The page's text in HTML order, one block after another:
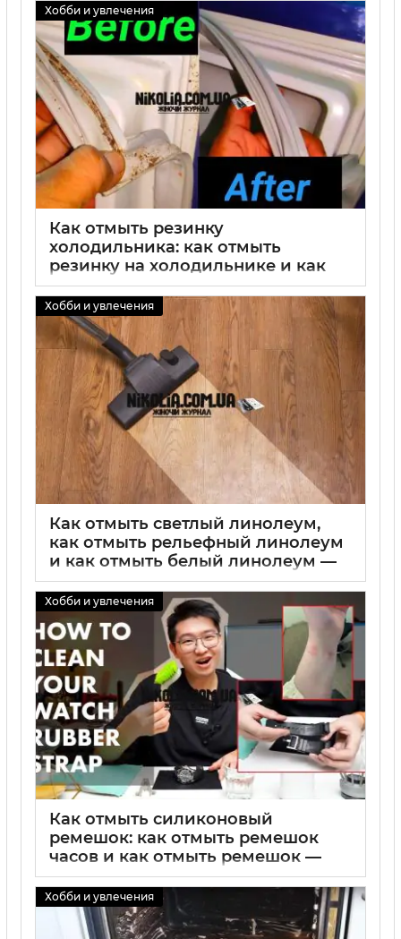
01 09 2025 0
Хобби и увлечения
Как отмыть резинку
холодильника: как отмыть
резинку на холодильнике и как
отмыть резинки в холодильнике
— советы по чистке уплотнителя
01 09 2025
Хобби и увлечения
Как отмыть светлый линолеум,
как отмыть рельефный линолеум
и как отмыть белый линолеум —
лучшие способы чистки и ухода
01 09 2025 0
Хобби и увлечения
Как отмыть силиконовый
ремешок: как отмыть ремешок
часов и как отмыть ремешок —
руководство по чистке
силиконового ремешка
01 09 2025 0
Хобби и увлечения